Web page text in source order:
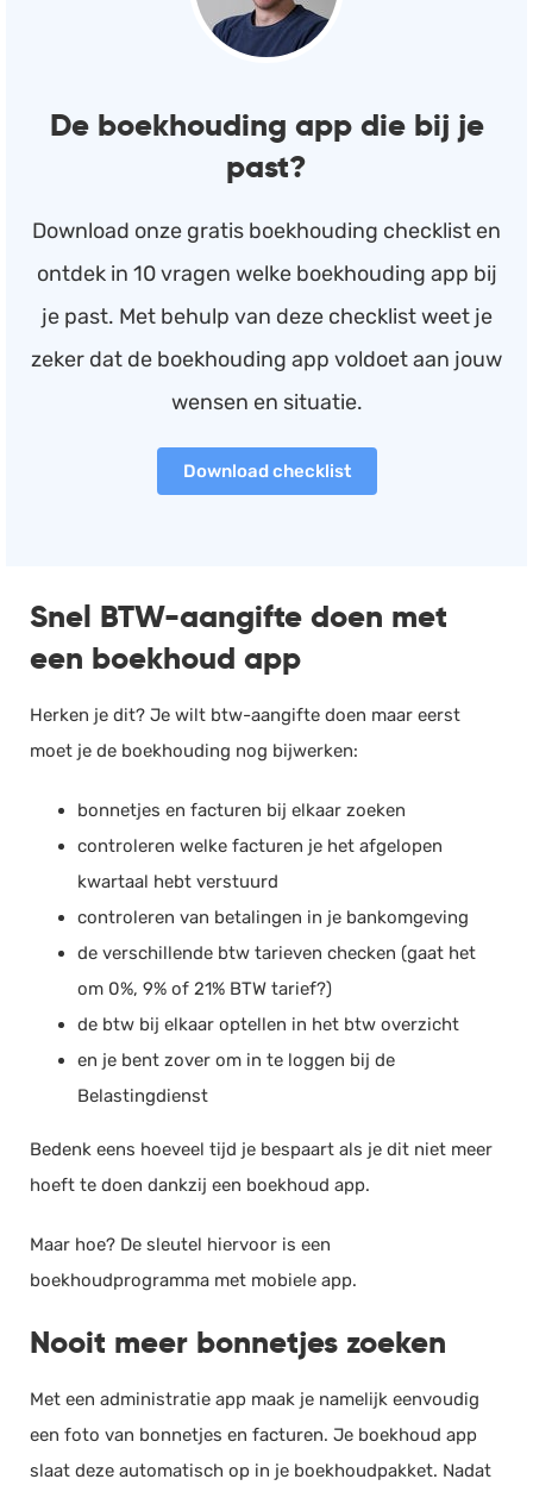
De boekhouding app die bij je
past?
Download onze gratis boekhouding checklist en
ontdek in 10 vragen welke boekhouding app bij
je past. Met behulp van deze checklist weet je
zeker dat de boekhouding app voldoet aan jouw
wensen en situatie.
Download checklist
Snel BTW-aangifte doen met
een boekhoud app
Herken je dit? Je wilt btw-aangifte doen maar eerst
moet je de boekhouding nog bijwerken:
bonnetjes en facturen bij elkaar zoeken
controleren welke facturen je het afgelopen
kwartaal hebt verstuurd
controleren van betalingen in je bankomgeving
de verschillende btw tarieven checken (gaat het
om 0%, 9% of 21% BTW tarief?)
de btw bij elkaar optellen in het btw overzicht
en je bent zover om in te loggen bij de
Belastingdienst
Bedenk eens hoeveel tijd je bespaart als je dit niet meer
hoeft te doen dankzij een boekhoud app.
Maar hoe? De sleutel hiervoor is een
boekhoudprogramma met mobiele app.
Nooit meer bonnetjes zoeken
Met een administratie app maak je namelijk eenvoudig
een foto van bonnetjes en facturen. Je boekhoud app
slaat deze automatisch op in je boekhoudpakket. Nadat